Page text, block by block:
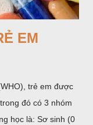
lượng thuốc được
phản ánh sự thay
quan nhiều đến